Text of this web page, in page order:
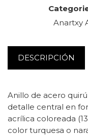
Anartxy
DESCRIPCIÓN
Anillo de acero
detalle central en
acrílica coloreada
color turquesa o